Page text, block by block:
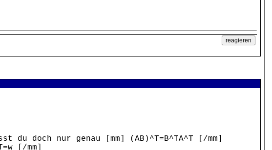
du doch nur genau [mm] (AB)^T=B^TA^T [/mm]
[/mm]